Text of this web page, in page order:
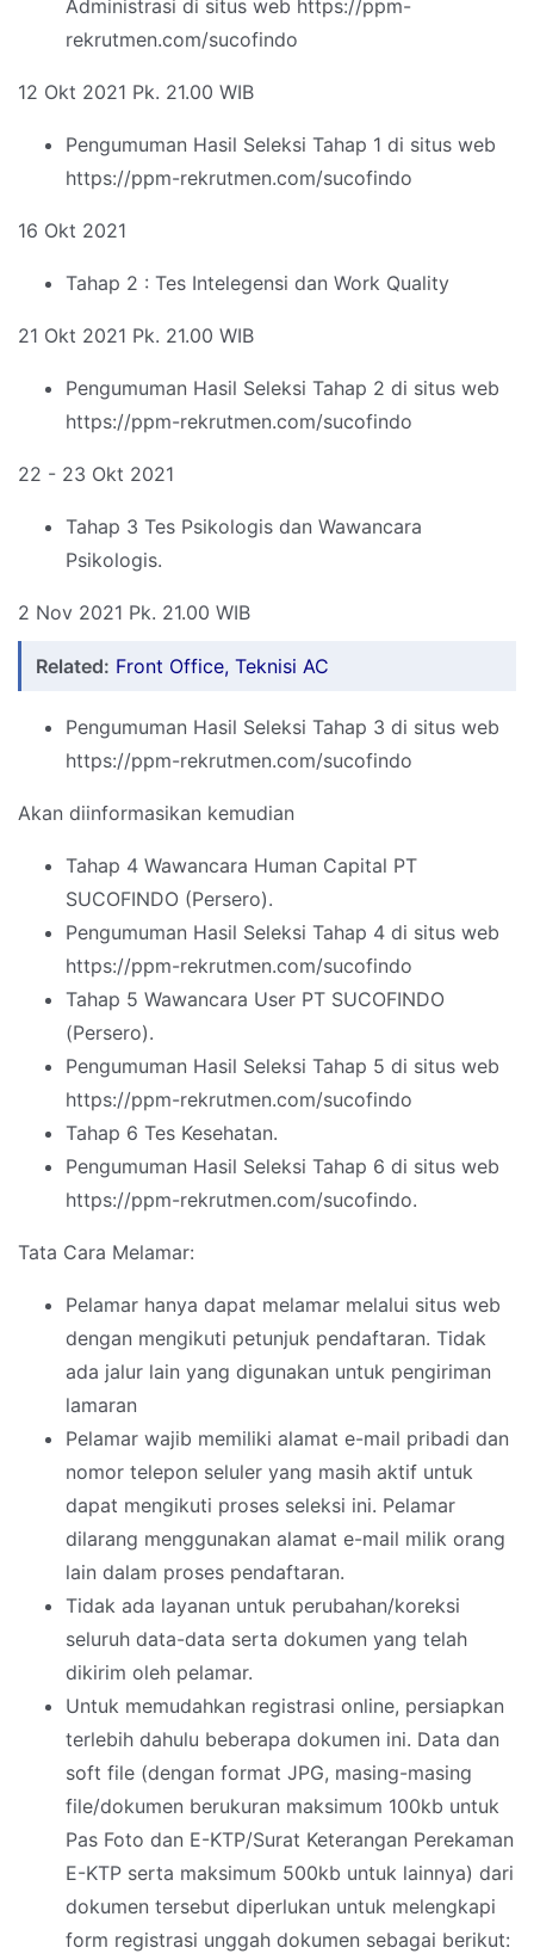
Administrasi di situs web https://ppm-
rekrutmen.com/sucofindo
12 Okt 2021 Pk. 21.00 WIB
Pengumuman Hasil Seleksi Tahap 1 di situs web
https://ppm-rekrutmen.com/sucofindo
16 Okt 2021
Tahap 2 : Tes Intelegensi dan Work Quality
21 Okt 2021 Pk. 21.00 WIB
Pengumuman Hasil Seleksi Tahap 2 di situs web
https://ppm-rekrutmen.com/sucofindo
22 - 23 Okt 2021
Tahap 3 Tes Psikologis dan Wawancara
Psikologis.
2 Nov 2021 Pk. 21.00 WIB
Related: Front Office, Teknisi AC
Pengumuman Hasil Seleksi Tahap 3 di situs web
https://ppm-rekrutmen.com/sucofindo
Akan diinformasikan kemudian
Tahap 4 Wawancara Human Capital PT
SUCOFINDO (Persero).
Pengumuman Hasil Seleksi Tahap 4 di situs web
https://ppm-rekrutmen.com/sucofindo
Tahap 5 Wawancara User PT SUCOFINDO
(Persero).
Pengumuman Hasil Seleksi Tahap 5 di situs web
https://ppm-rekrutmen.com/sucofindo
Tahap 6 Tes Kesehatan.
Pengumuman Hasil Seleksi Tahap 6 di situs web
https://ppm-rekrutmen.com/sucofindo.
Tata Cara Melamar:
Pelamar hanya dapat melamar melalui situs web
dengan mengikuti petunjuk pendaftaran. Tidak
ada jalur lain yang digunakan untuk pengiriman
lamaran
Pelamar wajib memiliki alamat e-mail pribadi dan
nomor telepon seluler yang masih aktif untuk
dapat mengikuti proses seleksi ini. Pelamar
dilarang menggunakan alamat e-mail milik orang
lain dalam proses pendaftaran.
Tidak ada layanan untuk perubahan/koreksi
seluruh data-data serta dokumen yang telah
dikirim oleh pelamar.
Untuk memudahkan registrasi online, persiapkan
terlebih dahulu beberapa dokumen ini. Data dan
soft file (dengan format JPG, masing-masing
file/dokumen berukuran maksimum 100kb untuk
Pas Foto dan E-KTP/Surat Keterangan Perekaman
E-KTP serta maksimum 500kb untuk lainnya) dari
dokumen tersebut diperlukan untuk melengkapi
form registrasi unggah dokumen sebagai berikut: